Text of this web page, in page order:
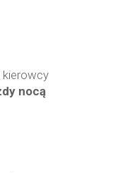
kierowcy
nocą